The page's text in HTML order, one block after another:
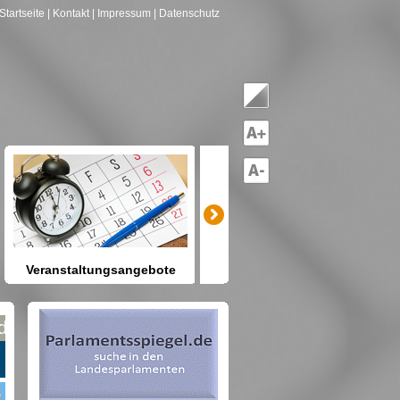
Startseite | Kontakt | Impressum | Datenschutz
Veranstaltungsangebote
Sie Berlin und seine Angebote?
nach Gruppen--->hier drücken